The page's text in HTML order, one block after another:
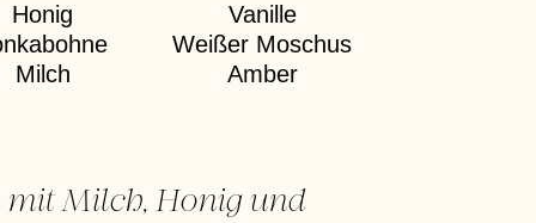
Honig
Milch
Vanille
Weißer Moschus
Amber
Milch, Honig und